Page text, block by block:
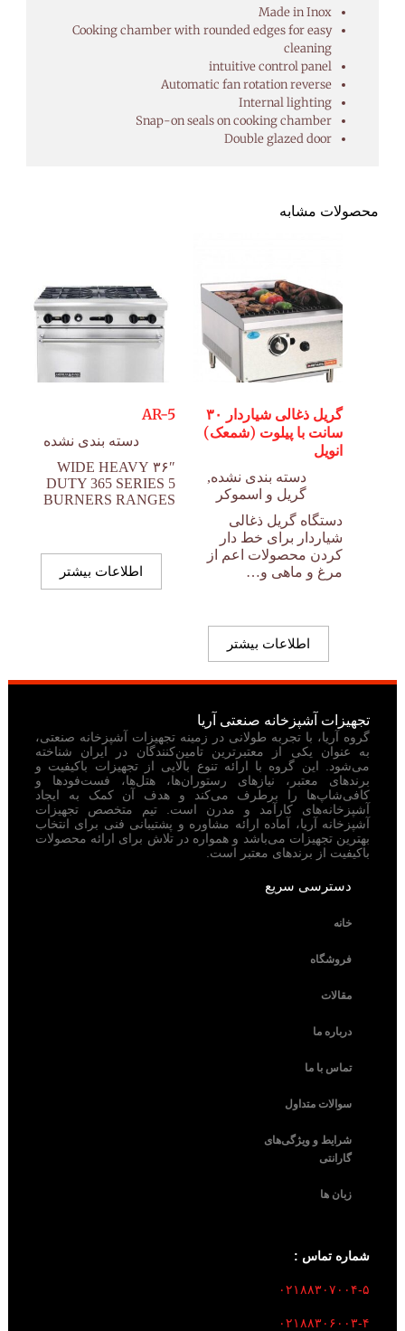
Made in Inox
Cooking chamber with rounded edges for easy
cleaning
intuitive control panel
Automatic fan rotation reverse
Internal lighting
Snap-on seals on cooking chamber
Double glazed door
محصولات مشابه
گریل ذغالی شیاردار ۳۰
سانت با پیلوت (شمعک)
انویل
دسته بندی نشده,
گریل و اسموکر
دستگاه گریل ذغالی
شیاردار برای خط دار
کردن محصولات اعم از
مرغ و ماهی و…
اطلاعات بیشتر
AR-5
دسته بندی نشده
۳۶″ WIDE HEAVY
DUTY 365 SERIES 5
BURNERS RANGES
اطلاعات بیشتر
تجهیزات آشپزخانه صنعتی آریا
گروه آریا، با تجربه طولانی در زمینه تجهیزات آشپزخانه صنعتی،
به عنوان یکی از معتبرترین تامین‌کنندگان در ایران شناخته
می‌شود. این گروه با ارائه تنوع بالایی از تجهیزات باکیفیت و
برندهای معتبر، نیازهای رستوران‌ها، هتل‌ها، فست‌فودها و
کافی‌شاپ‌ها را برطرف می‌کند و هدف آن کمک به ایجاد
آشپزخانه‌های کارآمد و مدرن است. تیم متخصص تجهیزات
آشپزخانه آریا، آماده ارائه مشاوره و پشتیبانی فنی برای انتخاب
بهترین تجهیزات می‌باشد و همواره در تلاش برای ارائه محصولات
باکیفیت از برندهای معتبر است.
دسترسی سریع
خانه
فروشگاه
مقالات
درباره ما
تماس با ما
سوالات متداول
شرایط و ویژگی‌های
گارانتی
زبان ها
شماره تماس :
۰۲۱۸۸۳۰۷۰۰۴-۵
۰۲۱۸۸۳۰۶۰۰۳-۴